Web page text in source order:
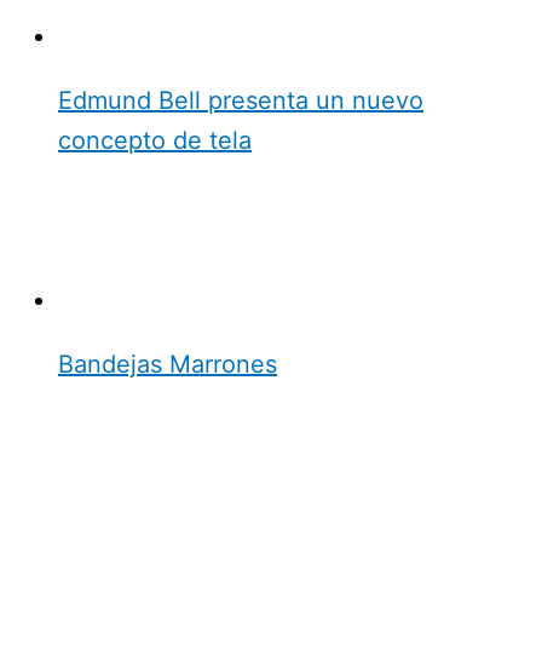
Edmund Bell presenta un nuevo
concepto de tela
Bandejas Marrones